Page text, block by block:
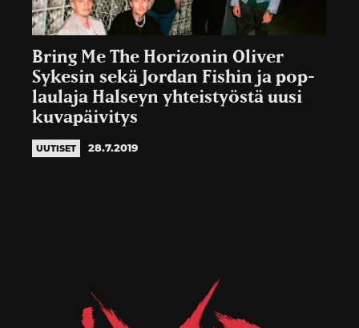
Bring Me The Horizonin Oliver
Sykesin sekä Jordan Fishin ja pop-
laulaja Halseyn yhteistyöstä uusi
kuvapäivitys
UUTISET 28.7.2019